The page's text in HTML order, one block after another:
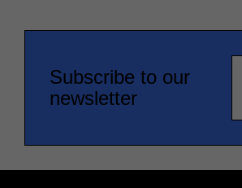
Subscribe to our
newsletter